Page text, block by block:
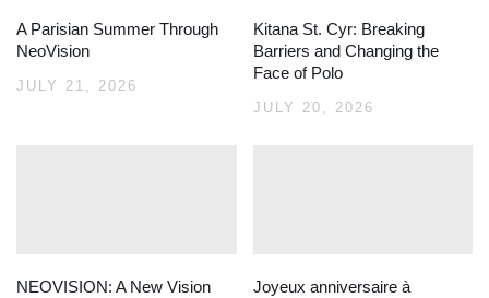
A Parisian Summer Through
NeoVision
JULY 21, 2026
Kitana St. Cyr: Breaking
Barriers and Changing the
Face of Polo
JULY 20, 2026
NEOVISION: A New Vision
Joyeux anniversaire à